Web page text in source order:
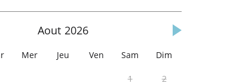
Aout 2026
Mer Jeu Ven Sam Dim
1
2